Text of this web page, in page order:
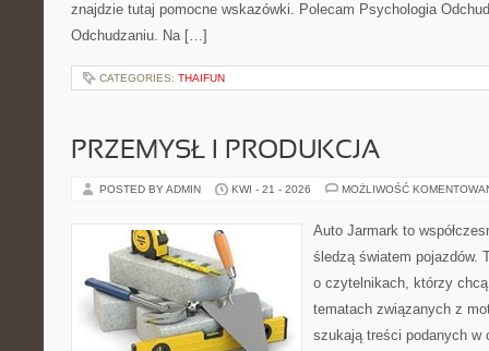
znajdzie tutaj pomocne wskazówki. Polecam Psychologia
Odchudzaniu. Na […]
CATEGORIES: THAIFUN
PRZEMYSŁ I PRODUKCJA
POSTED BY ADMIN KWI - 21 - 2026 MOŻLIWOŚĆ
Auto Jarmark to
śledzą światem pojazdów.
o czytelnikach, którzy
tematach związanych z
szukają treści podanych